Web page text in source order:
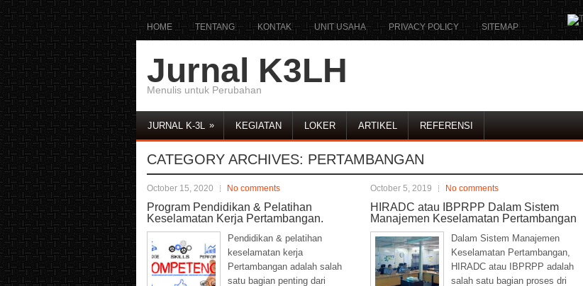
HOME TENTANG KONTAK UNIT USAHA PRIVACY POLICY SITEMAP
Jurnal K3LH
Menulis untuk Perubahan
JURNAL K-3L » KEGIATAN LOKER ARTIKEL REFERENSI
CATEGORY ARCHIVES: PERTAMBANGAN
October 15, 2020 No comments
Program Pendidikan & Pelatihan
Keselamatan Kerja Pertambangan.
Pendidikan & pelatihan
keselamatan kerja
Pertambangan adalah salah
satu bagian penting dari
October 5, 2019 No comments
HIRADC atau IBPRPP Dalam Sistem
Manajemen Keselamatan Pertambangan
Dalam Sistem Manajemen
Keselamatan Pertambangan,
HIRADC atau IBPRPP adalah
salah satu bagian proses dri